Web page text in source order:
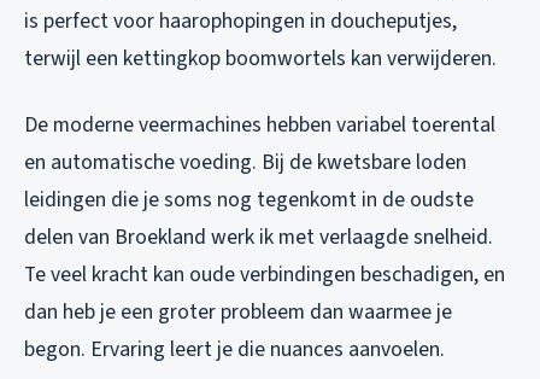
is perfect voor haarophopingen in doucheputjes,
terwijl een kettingkop boomwortels kan verwijderen.
De moderne veermachines hebben variabel toerental
en automatische voeding. Bij de kwetsbare loden
leidingen die je soms nog tegenkomt in de oudste
delen van Broekland werk ik met verlaagde snelheid.
Te veel kracht kan oude verbindingen beschadigen, en
dan heb je een groter probleem dan waarmee je
begon. Ervaring leert je die nuances aanvoelen.